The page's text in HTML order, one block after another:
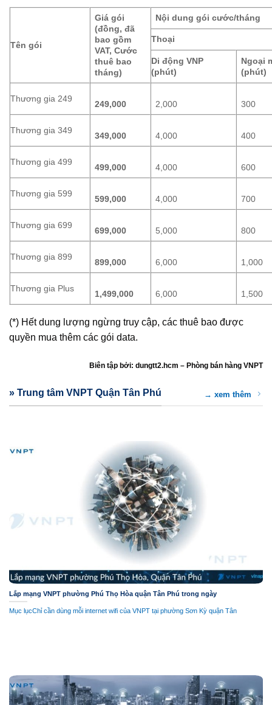
Tên gói
Giá gói
(đồng, đã
bao gồm
VAT, Cước
thuê bao
tháng)
Nội dung gói cước/tháng
Thoại
Di động VNP
(phút)
Ngoại
(phút)
Thương gia 249
249,000 2,000 300
Thương gia 349
349,000 4,000 400
Thương gia 499
499,000 4,000 600
Thương gia 599
599,000 4,000 700
Thương gia 699
699,000 5,000 800
Thương gia 899
899,000 6,000 1,000
Thương gia Plus
1,499,000 6,000 1,500
(*) Hết dung lượng ngừng truy cập, các thuê bao được
quyền mua thêm các gói data.
Biên tập bởi: dungtt2.hcm – Phòng bán hàng VNPT
» Trung tâm VNPT Quận Tân Phú → xem thêm
Lắp mạng VNPT phường Phú Thọ Hòa quận Tân Phú trong ngày
Mục lụcChỉ cần dùng mỗi internet wifi của VNPT tại phường Sơn Kỳ quận Tân